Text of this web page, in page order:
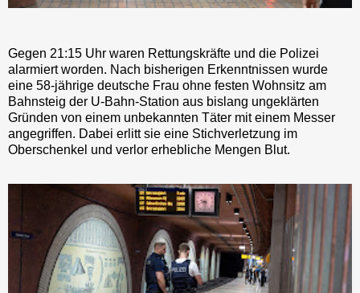
Gegen 21:15 Uhr waren Rettungskräfte und die Polizei
alarmiert worden. Nach bisherigen Erkenntnissen wurde
eine 58-jährige deutsche Frau ohne festen Wohnsitz am
Bahnsteig der U-Bahn-Station aus bislang ungeklärten
Gründen von einem unbekannten Täter mit einem Messer
angegriffen. Dabei erlitt sie eine Stichverletzung im
Oberschenkel und verlor erhebliche Mengen Blut.